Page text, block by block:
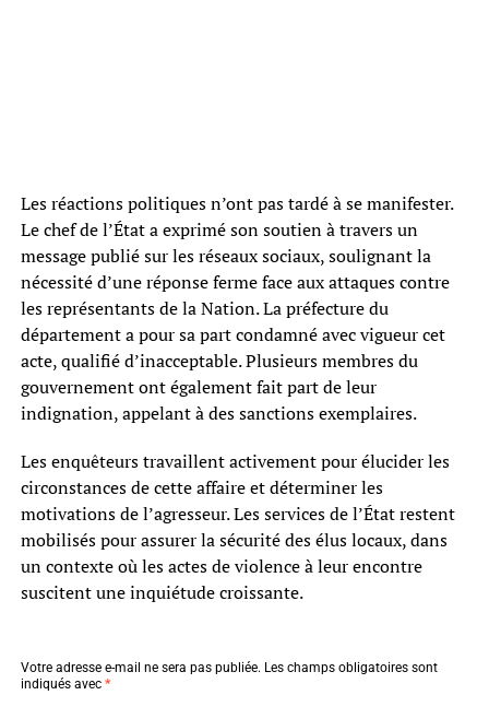
Les réactions politiques n’ont pas tardé à se manifester.
Le chef de l’État a exprimé son soutien à travers un
message publié sur les réseaux sociaux, soulignant la
nécessité d’une réponse ferme face aux attaques contre
les représentants de la Nation. La préfecture du
département a pour sa part condamné avec vigueur cet
acte, qualifié d’inacceptable. Plusieurs membres du
gouvernement ont également fait part de leur
indignation, appelant à des sanctions exemplaires.
Les enquêteurs travaillent activement pour élucider les
circonstances de cette affaire et déterminer les
motivations de l’agresseur. Les services de l’État restent
mobilisés pour assurer la sécurité des élus locaux, dans
un contexte où les actes de violence à leur encontre
suscitent une inquiétude croissante.
Votre adresse e-mail ne sera pas publiée. Les champs obligatoires sont
indiqués avec *